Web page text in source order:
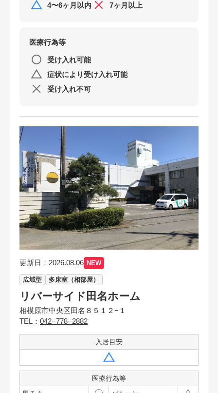
社会福祉法人 上溝緑寿会 特別養護老人ホーム
特別養護老人ホーム 泰政園
縁JOY （えんじょい）
塩田ホーム
4〜6ヶ月以内
7ヶ月以上
医療行為等
受け入れ可能
症状により受け入れ可能
受け入れ不可
更新日：2026.08.06 NEW
広域型 多床室（相部屋）
リバーサイド田名ホーム
相模原市中央区田名８５１２−１
TEL： 042−778−2882
入居目安
医療行為等